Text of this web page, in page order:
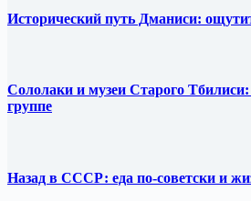
Исторический путь Дманиси:
Сололаки и музеи Старого
группе
Назад в СССР: еда по-советски и